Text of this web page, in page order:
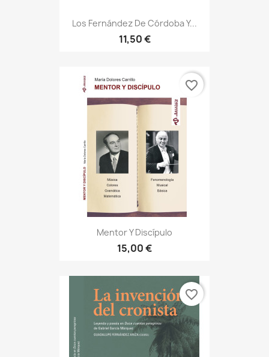
Los Fernández De Córdoba Y...
11,50 €
Mentor Y Discípulo
15,00 €
favorite_border
favorite_border